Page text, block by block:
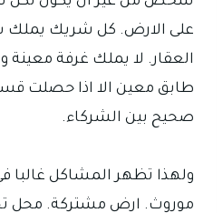
على الارض. كل شريك يملك
العقار. لا يملك غرفة معينة
طابق معين الا اذا حصلت
صحيح بين الشركاء.
ولهذا تظهر المشاكل غالبا
موروث. ارض مشتركة. محل